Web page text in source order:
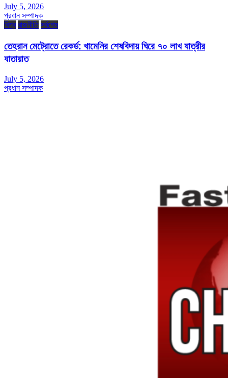
July 5, 2026
প্রধান সম্পাদক
বিশ্ব রাজনীতি সর্বশেষ
তেহরান মেট্রোতে রেকর্ড: খামেনির শেষবিদায় ঘিরে ৭০ লাখ যাত্রীর
যাতায়াত
July 5, 2026
প্রধান সম্পাদক